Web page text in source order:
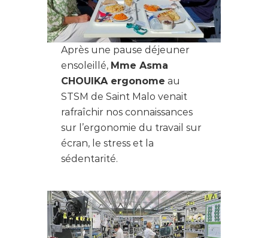
Après une pause déjeuner
ensoleillé, Mme Asma
CHOUIKA ergonome au
STSM de Saint Malo venait
rafraîchir nos connaissances
sur l’ergonomie du travail sur
écran, le stress et la
sédentarité.